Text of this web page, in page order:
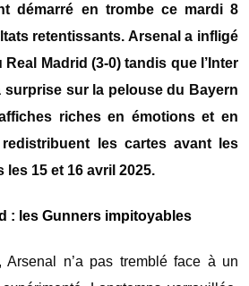
démarré en trombe ce mardi 8
retentissants. Arsenal a infligé
Madrid (3-0) tandis que l’Inter
surprise sur la pelouse du Bayern
riches en émotions et en
les cartes avant les
15 et 16 avril 2025.
: les Gunners impitoyables
Arsenal n’a pas tremblé face à un